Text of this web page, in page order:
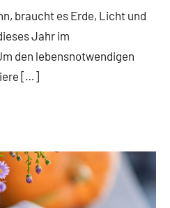
braucht es Erde, Licht und
Jahr im
den lebensnotwendigen
[…]